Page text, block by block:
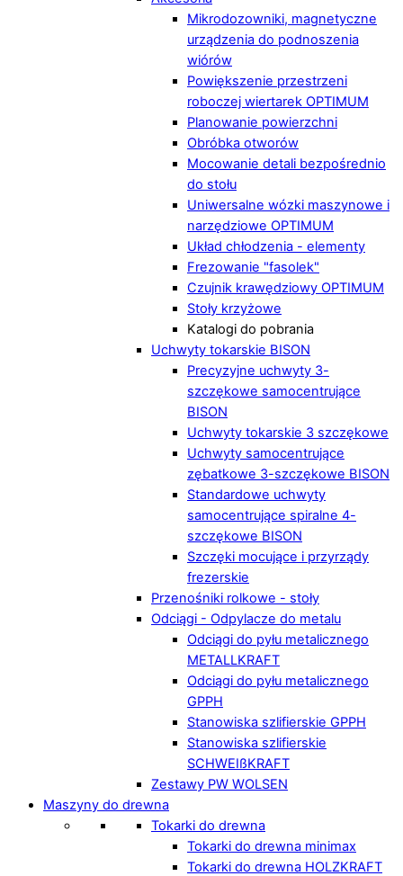
Mikrodozowniki, magnetyczne
urządzenia do podnoszenia
wiórów
Powiększenie przestrzeni
roboczej wiertarek OPTIMUM
Planowanie powierzchni
Obróbka otworów
Mocowanie detali bezpośrednio
do stołu
Uniwersalne wózki maszynowe i
narzędziowe OPTIMUM
Układ chłodzenia - elementy
Frezowanie "fasolek"
Czujnik krawędziowy OPTIMUM
Stoły krzyżowe
Katalogi do pobrania
Uchwyty tokarskie BISON
Precyzyjne uchwyty 3-
szczękowe samocentrujące
BISON
Uchwyty tokarskie 3 szczękowe
Uchwyty samocentrujące
zębatkowe 3-szczękowe BISON
Standardowe uchwyty
samocentrujące spiralne 4-
szczękowe BISON
Szczęki mocujące i przyrządy
frezerskie
Przenośniki rolkowe - stoły
Odciągi - Odpylacze do metalu
Odciągi do pyłu metalicznego
METALLKRAFT
Odciągi do pyłu metalicznego
GPPH
Stanowiska szlifierskie GPPH
Stanowiska szlifierskie
SCHWEIßKRAFT
Zestawy PW WOLSEN
Maszyny do drewna
Tokarki do drewna
Tokarki do drewna minimax
Tokarki do drewna HOLZKRAFT